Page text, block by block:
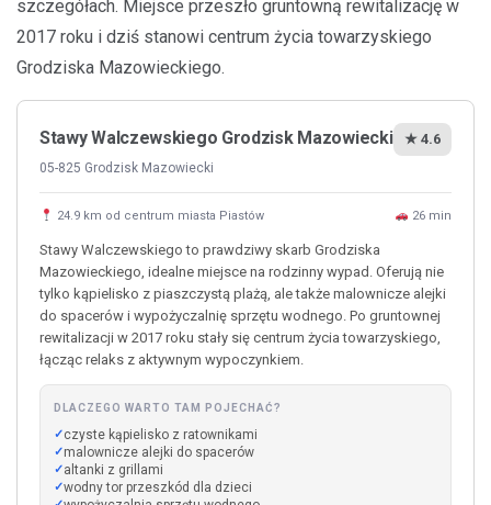
szczegółach. Miejsce przeszło gruntowną rewitalizację w
2017 roku i dziś stanowi centrum życia towarzyskiego
Grodziska Mazowieckiego.
Stawy Walczewskiego Grodzisk Mazowiecki
05-825 Grodzisk Mazowiecki
★ 4.6
24.9 km od centrum miasta Piastów 26 min
Stawy Walczewskiego to prawdziwy skarb Grodziska
Mazowieckiego, idealne miejsce na rodzinny wypad. Oferują nie
tylko kąpielisko z piaszczystą plażą, ale także malownicze alejki
do spacerów i wypożyczalnię sprzętu wodnego. Po gruntownej
rewitalizacji w 2017 roku stały się centrum życia towarzyskiego,
łącząc relaks z aktywnym wypoczynkiem.
DLACZEGO WARTO TAM POJECHAĆ?
czyste kąpielisko z ratownikami
malownicze alejki do spacerów
altanki z grillami
wodny tor przeszkód dla dzieci